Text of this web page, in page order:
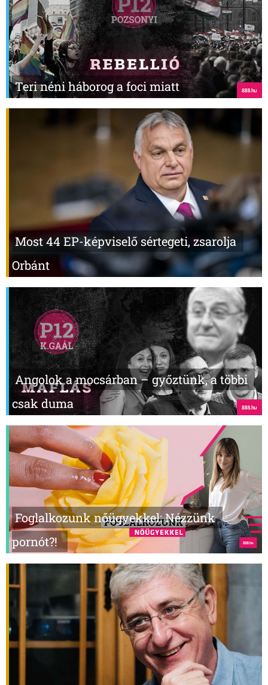
Teri néni háborog a foci miatt
Most 44 EP-képviselő sértegeti, zsarolja
Orbánt
Angolok a mocsárban – győztünk, a többi
csak duma
Foglalkozunk nőügyekkel: Nézzünk
pornót?!